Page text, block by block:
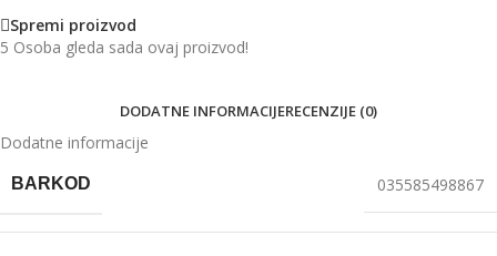
Spremi proizvod
5 Osoba gleda sada ovaj proizvod!
DODATNE INFORMACIJERECENZIJE (0)
Dodatne informacije
BARKOD 035585498867